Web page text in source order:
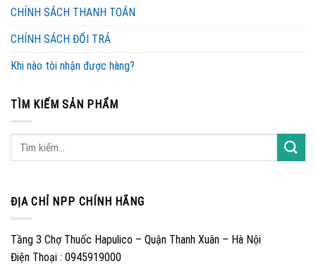
CHÍNH SÁCH THANH TOÁN
CHÍNH SÁCH ĐỔI TRẢ
Khi nào tôi nhận được hàng?
TÌM KIẾM SẢN PHẨM
ĐỊA CHỈ NPP CHÍNH HÃNG
Tầng 3 Chợ Thuốc Hapulico – Quận Thanh Xuân – Hà Nội
Điện Thoại : 0945919000